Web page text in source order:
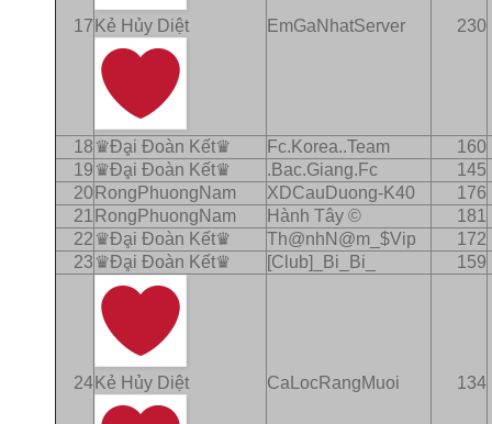
17 Kẻ Hủy Diệt EmGaNhatServer 230
18 ♛Ðḁi Ðoàn Kết♛ Fc.Korea..Team
160
19 ♛Ðḁi Ðoàn Kết♛ .Bac.Giang.Fc
145
20 RongPhuongNam XDCauDuong-K40
176
21 RongPhuongNam Hành Tây ©
181
22 ♛Ðḁi Ðoàn Kết♛ Th@nhN@m_$Vip
172
23 ♛Ðḁi Ðoàn Kết♛ [Club]_Bi_Bi_ 159
24 Kẻ Hủy Diệt CaLocRangMuoi 134